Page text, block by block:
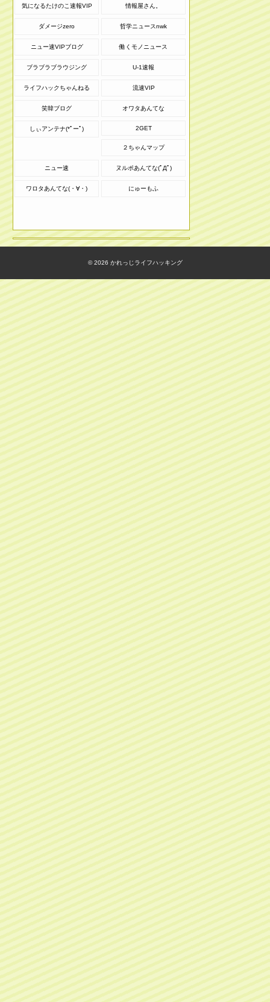
気になるたけのこ速報VIP 情報屋さん。
ダメージzero 哲学ニュースnwk
ニュー速VIPブログ 働くモノニュース
ブラブラブラウジング U-1速報
ライフハックちゃんねる 流速VIP
笑韓ブログ オワタあんてな
しぃアンテナ(*ﾟーﾟ) 2GET
２ちゃんマップ
ニュー速 ヌルポあんてな(ﾟДﾟ)
ワロタあんてな(・∀・) にゅーもふ
© 2026 かれっじライフハッキング